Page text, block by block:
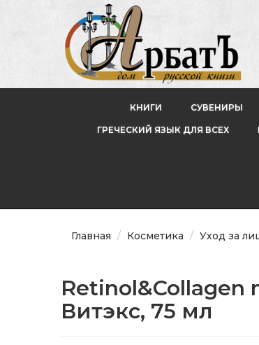
КНИГИ СУВЕНИРЫ
ГРЕЧЕСКИЙ ЯЗЫК ДЛЯ ВСЕХ
Главная Косметика Уход за
Retinol&Collagen
Витэкс, 75 мл